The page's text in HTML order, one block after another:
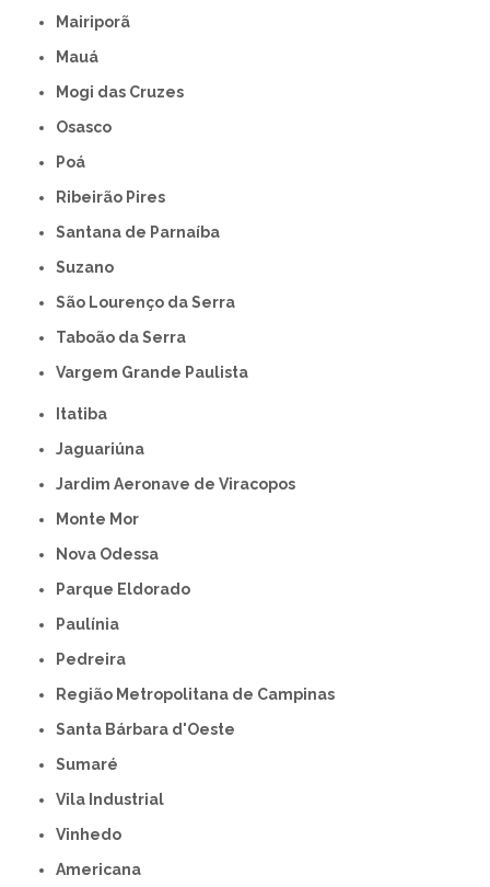
Mairiporã
Mauá
Mogi das Cruzes
Osasco
Poá
Ribeirão Pires
Santana de Parnaíba
Suzano
São Lourenço da Serra
Taboão da Serra
Vargem Grande Paulista
Itatiba
Jaguariúna
Jardim Aeronave de Viracopos
Monte Mor
Nova Odessa
Parque Eldorado
Paulínia
Pedreira
Região Metropolitana de Campinas
Santa Bárbara d'Oeste
Sumaré
Vila Industrial
Vinhedo
americana